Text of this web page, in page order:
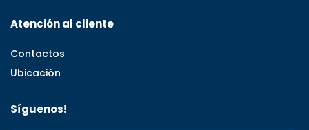
Atención al cliente
Contactos
Ubicación
Síguenos!